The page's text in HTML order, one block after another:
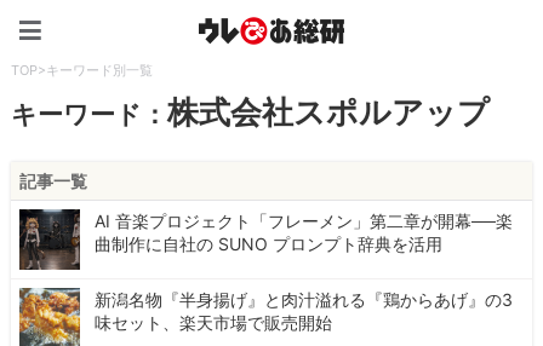
TOP>キーワード別一覧
キーワード：株式会社スポルアップ
記事一覧
AI 音楽プロジェクト「フレーメン」第二章が開幕──楽
曲制作に自社の SUNO プロンプト辞典を活用
新潟名物『半身揚げ』と肉汁溢れる『鶏からあげ』の3
味セット、楽天市場で販売開始